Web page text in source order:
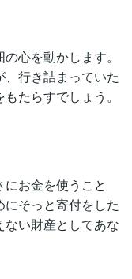
心を動かします。
行き詰まっていた
たらすでしょう。
お金を使うこと
そっと寄付をした
ない財産としてあな